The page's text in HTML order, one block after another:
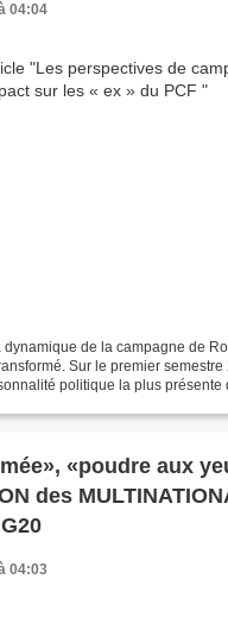
04:04
de la campagne de
Sur le premier
politique la plus présente
«poudre aux
des
04:03